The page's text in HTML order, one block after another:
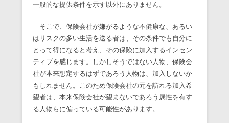
一般的な提供条件を示す以外にありません。
そこで、保険会社が嫌がるような不健康な、あるい
はリスクの多い生活を送る者は、その条件でも自分に
とって得になると考え、その保険に加入するインセン
ティブを感じます。しかしそうではない人物、保険会
社が本来想定するはずであろう人物は、加入しないか
もしれません。このため保険会社の元を訪れる加入希
望者は、本来保険会社が望まないであろう属性を有す
る人物らに偏っている可能性があります。